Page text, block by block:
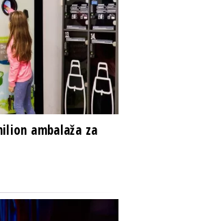
ambalaža za